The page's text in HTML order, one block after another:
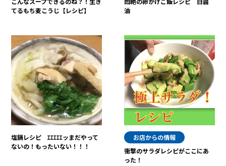
てるもち麦こうじ【レシピ】
油
塩鍋レシピ ｴｴｴｴｴッまだやって
ないの！もったいない！！！
お店からの情報
衝撃のサラダレシピがここにあ
った！